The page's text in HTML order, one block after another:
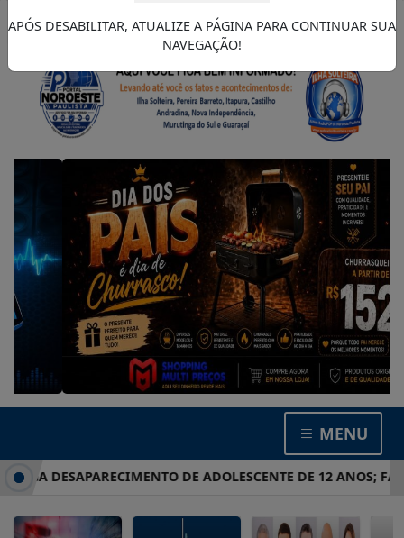
Entrar
MENU
DESAPARECIMENTO DE ADOLESCENTE DE 12 ANOS;
APÓS DESABILITAR, ATUALIZE A PÁGINA PARA CONTINUAR SUA
NAVEGAÇÃO!